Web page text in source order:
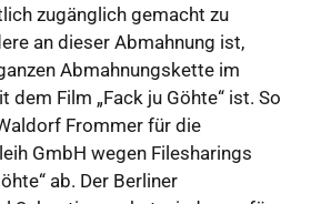
zugänglich gemacht zu
an dieser Abmahnung ist,
Abmahnungskette im
dem Film „Fack ju Göhte“ ist. So
Frommer für die
GmbH wegen Filesharings
ab. Der Berliner